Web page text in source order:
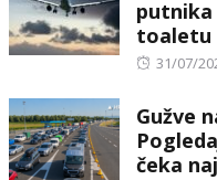
putnika
toaletu
Posted
31/07/
Gužve
čeka